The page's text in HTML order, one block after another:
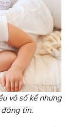
vô số kể nhưng
tin.